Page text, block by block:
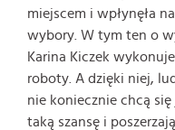
miejscem i wpłynęła
wybory. W tym ten o
Karina Kiczek
roboty. A dzięki niej,
nie koniecznie chcą
taką szansę i